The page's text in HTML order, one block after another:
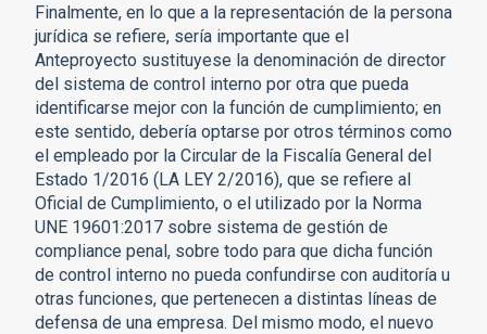
Finalmente, en lo que a la representación de la persona
jurídica se refiere, sería importante que el
Anteproyecto sustituyese la denominación de director
del sistema de control interno por otra que pueda
identificarse mejor con la función de cumplimiento; en
este sentido, debería optarse por otros términos como
el empleado por la Circular de la Fiscalía General del
Estado 1/2016 (LA LEY 2/2016), que se refiere al
Oficial de Cumplimiento, o el utilizado por la Norma
UNE 19601:2017 sobre sistema de gestión de
compliance penal, sobre todo para que dicha función
de control interno no pueda confundirse con auditoría u
otras funciones, que pertenecen a distintas líneas de
defensa de una empresa. Del mismo modo, el nuevo